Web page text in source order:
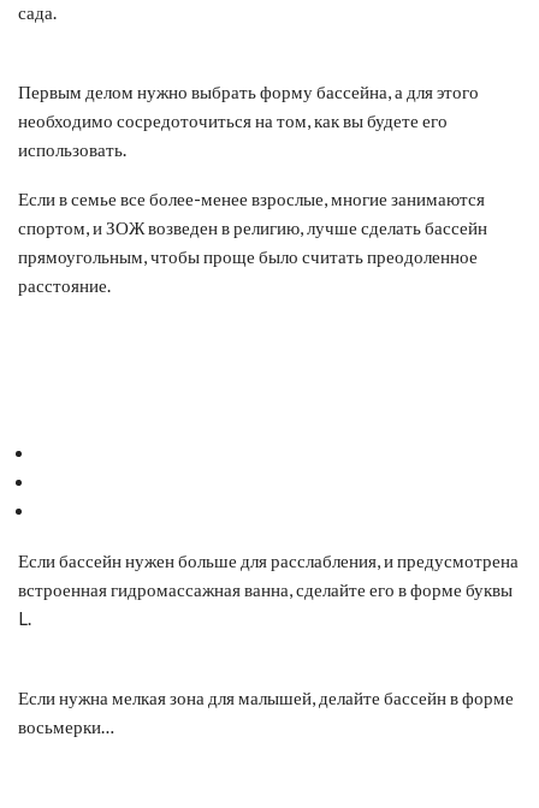
сада.
Первым делом нужно выбрать форму бассейна, а для этого
необходимо сосредоточиться на том, как вы будете его
использовать.
Если в семье все более-менее взрослые, многие занимаются
спортом, и ЗОЖ возведен в религию, лучше сделать бассейн
прямоугольным, чтобы проще было считать преодоленное
расстояние.
Если бассейн нужен больше для расслабления, и предусмотрена
встроенная гидромассажная ванна, сделайте его в форме буквы
L.
Если нужна мелкая зона для малышей, делайте бассейн в форме
восьмерки…